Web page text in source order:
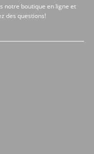
notre boutique en ligne et
des questions!